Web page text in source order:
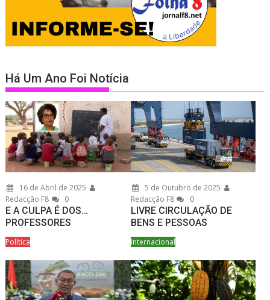
Há Um Ano Foi Notícia
16 de Abril de 2025
Redacção F8
0
E A CULPA É DOS…
PROFESSORES
Política
5 de Outubro de 2025
Redacção F8
0
LIVRE CIRCULAÇÃO DE
BENS E PESSOAS
Internacional